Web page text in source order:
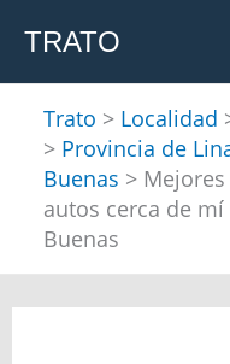
contenido
TRATO
Trato > Localidad
> Provincia de
Buenas >
autos cerca de
Buenas